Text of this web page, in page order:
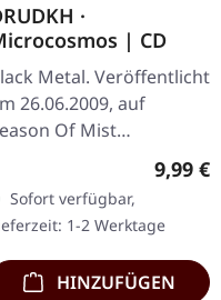
·
| CD
Metal. Veröffentlicht
26.06.2009, auf
Of Mist
Underground Activists.
das
Studioalbum von
9,99 €
Sofort verfügbar,
1-2 Werktage
HINZUFÜGEN